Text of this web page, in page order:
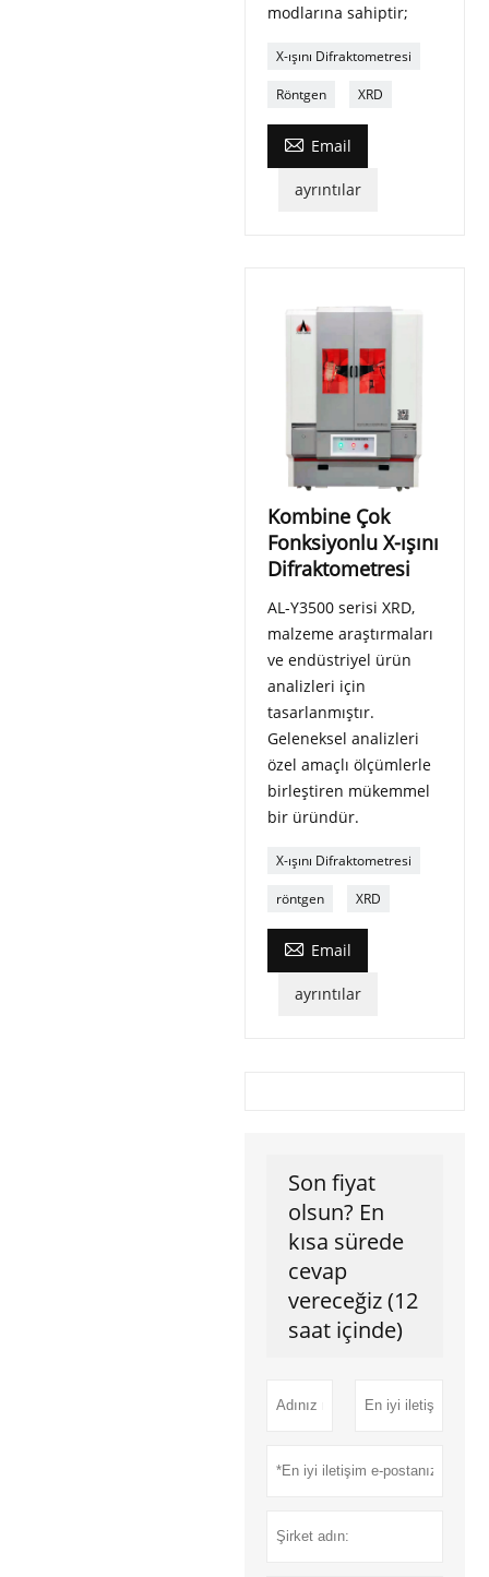
modlarına sahiptir;
X-ışını Difraktometresi
Röntgen XRD
 Email
ayrıntılar
Kombine Çok
Fonksiyonlu X-ışını
Difraktometresi
AL-Y3500 serisi XRD,
malzeme araştırmaları
ve endüstriyel ürün
analizleri için
tasarlanmıştır.
Geleneksel analizleri
özel amaçlı ölçümlerle
birleştiren mükemmel
bir üründür.
X-ışını Difraktometresi
röntgen XRD
 Email
ayrıntılar
Son fiyat
olsun? En
kısa sürede
cevap
vereceğiz (12
saat içinde)